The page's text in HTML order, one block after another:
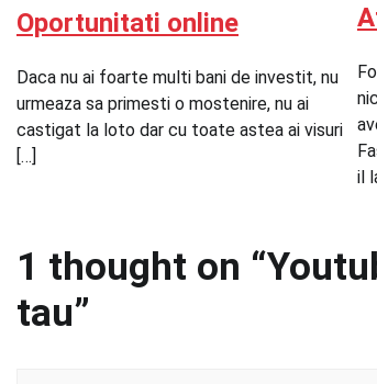
Oportunitati online
Daca nu ai foarte multi bani de investit, nu
urmeaza sa primesti o mostenire, nu ai
castigat la loto dar cu toate astea ai visuri
[…]
il
1 thought on “
tau”